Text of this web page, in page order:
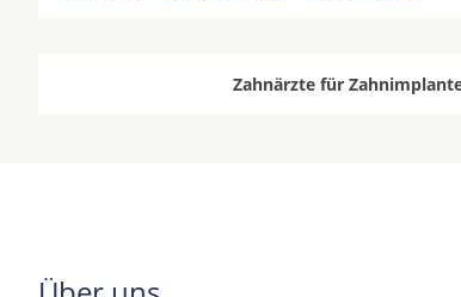
Zahnärzte für